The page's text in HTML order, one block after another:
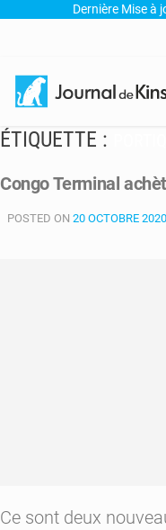
Dernière Mise à
ÉTIQUETTE :
Congo Terminal
POSTED ON 20 OCTOBRE 2020
Ce sont deux